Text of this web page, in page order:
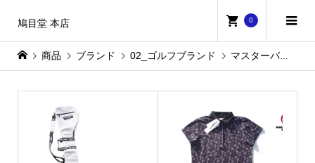
鳩目堂 本店 0
商品 ブランド 02_ゴルフブランド マスターバニーエディション